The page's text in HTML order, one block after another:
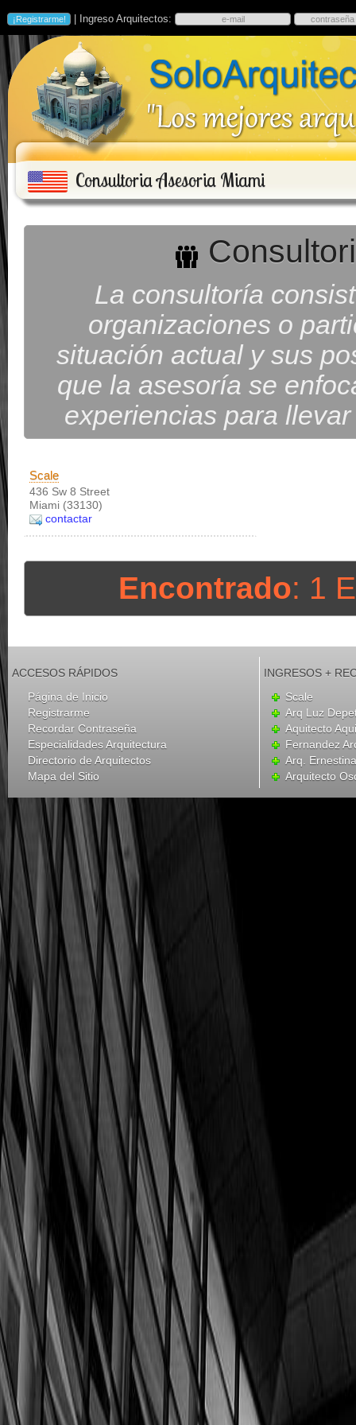
| Ingreso Arquitectos:
Consultoria Asesoria Miami
La consultoría
organizaciones o
situación actual y sus
que la asesoría se
experiencias para
Scale
436 Sw 8 Street
Miami (33130)
contactar
Encontrado: 1
ACCESOS RÁPIDOS
Página de Inicio
Registrarme
Recordar Contraseña
Especialidades Arquitectura
Directorio de Arquitectos
Mapa del Sitio
INGRESOS +
Scale
Arq Luz
Aquitecto
Fernandez
Arq.
Arquitecto